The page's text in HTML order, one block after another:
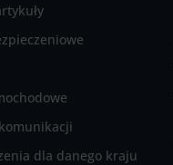
dla danego kraju